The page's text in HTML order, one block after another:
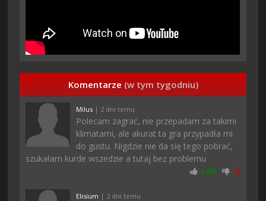
Komentarze (w tym tygodniu)
Milus | 2 dni temu
Polecam zagrać, nie przepadam za takimi
klimatami, ale akurat ta gra przypadła mi
do gustu. Nigdzie nie da się tego pobrać,
szukałam kurde wszedzie a tutaj bez problemu
+26 -2
Elisium | 2 dni temu